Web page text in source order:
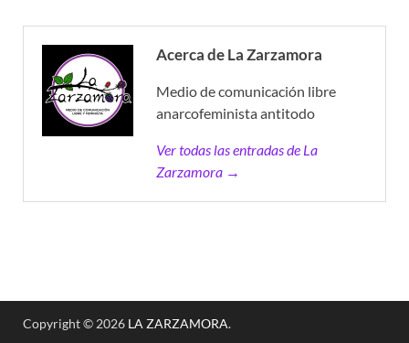
Acerca de La Zarzamora
Medio de comunicación libre
anarcofeminista antitodo
Ver todas las entradas de La
Zarzamora →
Copyright © 2026 LA ZARZAMORA.